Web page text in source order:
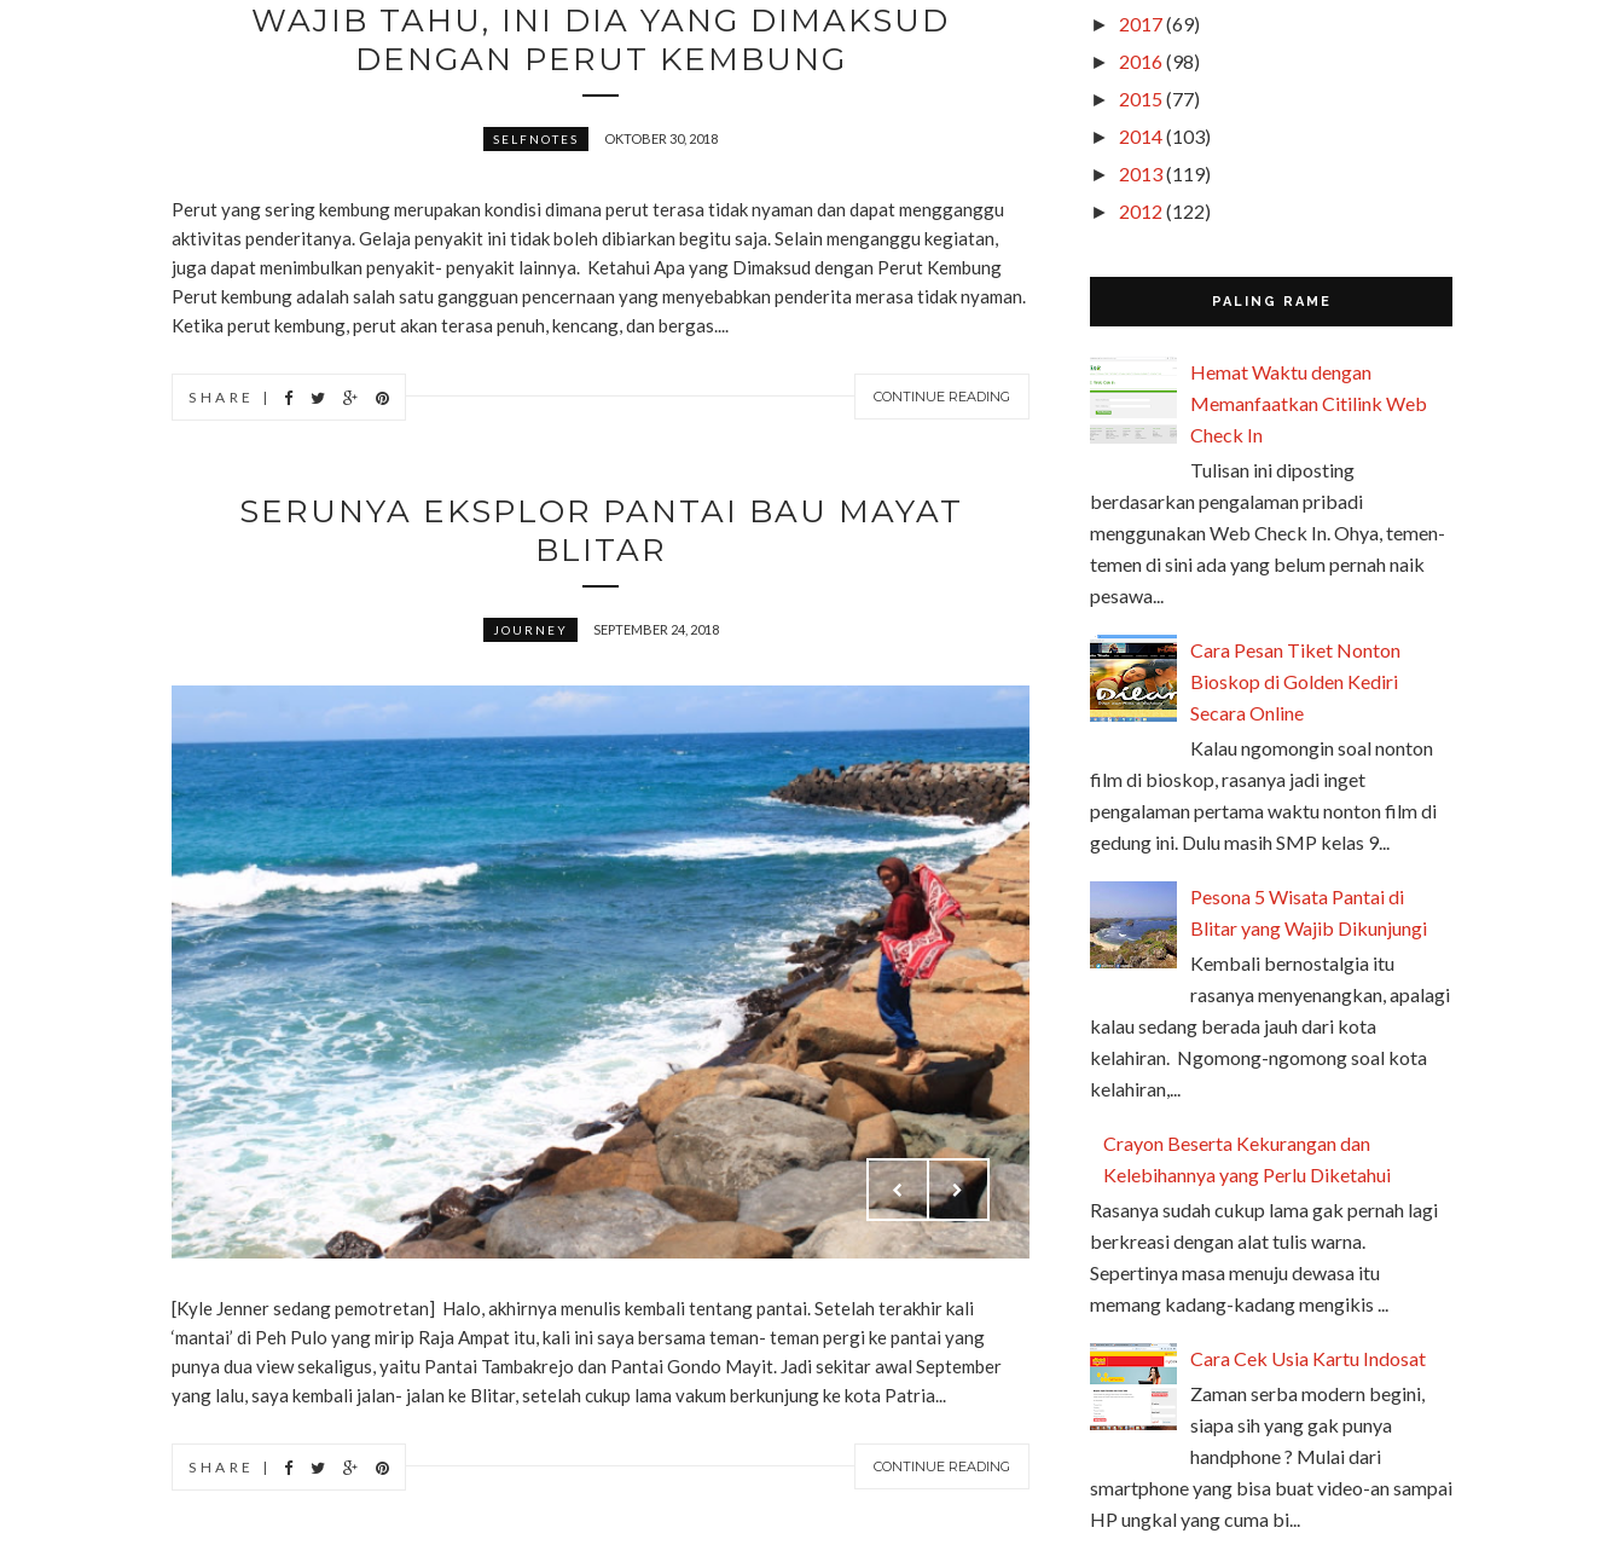
WAJIB TAHU, INI DIA YANG DIMAKSUD
DENGAN PERUT KEMBUNG
SELFNOTES OKTOBER 30, 2018
Perut yang sering kembung merupakan kondisi dimana perut terasa tidak nyaman dan dapat mengganggu
aktivitas penderitanya. Gelaja penyakit ini tidak boleh dibiarkan begitu saja. Selain menganggu kegiatan,
juga dapat menimbulkan penyakit- penyakit lainnya. Ketahui Apa yang Dimaksud dengan Perut Kembung
Perut kembung adalah salah satu gangguan pencernaan yang menyebabkan penderita merasa tidak nyaman.
Ketika perut kembung, perut akan terasa penuh, kencang, dan bergas....
CONTINUE READING
SHARE |
SERUNYA EKSPLOR PANTAI BAU MAYAT
BLITAR
JOURNEY SEPTEMBER 24, 2018
[Kyle Jenner sedang pemotretan] Halo, akhirnya menulis kembali tentang pantai. Setelah terakhir kali
‘mantai’ di Peh Pulo yang mirip Raja Ampat itu, kali ini saya bersama teman- teman pergi ke pantai yang
punya dua view sekaligus, yaitu Pantai Tambakrejo dan Pantai Gondo Mayit. Jadi sekitar awal September
yang lalu, saya kembali jalan- jalan ke Blitar, setelah cukup lama vakum berkunjung ke kota Patria...
CONTINUE READING
SHARE |
► 2017(69)
► 2016(98)
► 2015(77)
► 2014(103)
► 2013(119)
► 2012 (122)
PALING RAME
Hemat Waktu dengan
Memanfaatkan Citilink Web
Check In
Tulisan ini diposting
berdasarkan pengalaman pribadi
menggunakan Web Check In. Ohya, temen-
temen di sini ada yang belum pernah naik
pesawa...
Cara Pesan Tiket Nonton
Bioskop di Golden Kediri
Secara Online
Kalau ngomongin soal nonton
film di bioskop, rasanya jadi inget
pengalaman pertama waktu nonton film di
gedung ini. Dulu masih SMP kelas 9...
Pesona 5 Wisata Pantai di
Blitar yang Wajib Dikunjungi
Kembali bernostalgia itu
rasanya menyenangkan, apalagi
kalau sedang berada jauh dari kota
kelahiran. Ngomong-ngomong soal kota
kelahiran,...
Crayon Beserta Kekurangan dan
Kelebihannya yang Perlu Diketahui
Rasanya sudah cukup lama gak pernah lagi
berkreasi dengan alat tulis warna.
Sepertinya masa menuju dewasa itu
memang kadang-kadang mengikis ...
Cara Cek Usia Kartu Indosat
Zaman serba modern begini,
siapa sih yang gak punya
handphone ? Mulai dari
smartphone yang bisa buat video-an sampai
HP ungkal yang cuma bi...